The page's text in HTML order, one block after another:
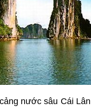
nước sâu Cái